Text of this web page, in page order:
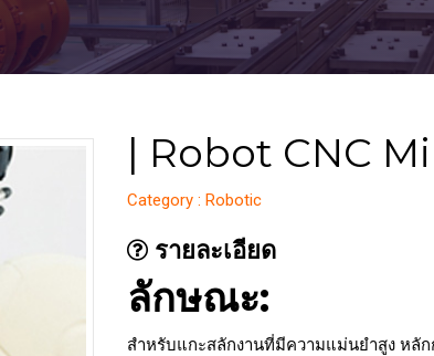
| Robot CNC
Category : Robotic
รายละเอียด
ลักษณะ:
สำหรับแกะสลักงานที่มีความแม่นยำสูง หลัก